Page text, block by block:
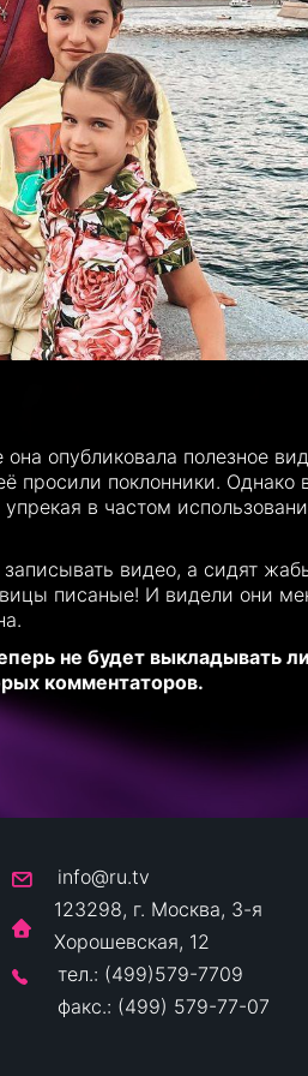
опубликовала полезное
просили поклонники. Однако
в частом
видео, а сидят
писаные! И видели они
не будет выкладывать
комментаторов.
info@ru.tv
123298, г. Москва, 3-я
Хорошевская, 12
тел.: (499)579-7709
факс.: (499) 579-77-07